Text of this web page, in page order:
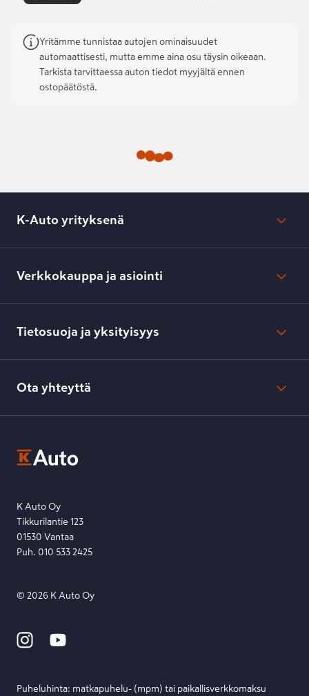
Yritämme tunnistaa autojen ominaisuudet
automaattisesti, mutta emme aina osu täysin oikeaan.
Tarkista tarvittaessa auton tiedot myyjältä ennen
ostopäätöstä.
K-Auto yrityksenä
Lehdistötiedotteet
Toimipisteiden yhteystiedot
Verkkokauppa ja asiointi
Toimitustavat ja -kulut
Verkkokaupan peruuttamisilmoitus
Saavutettavuus
Tietosuoja ja yksityisyys
Kesko-konsernin verkkoselailurekisteri
K-Ryhmän evästekäytännöt
Ota yhteyttä
Etsi toimipiste
K Auto Oy
Tikkurilantie 123
01530 Vantaa
Puh. 010 533 2425
© 2026 K Auto Oy
Puheluhinta: matka­puhelu- (mpm) tai paikallis­verkko­maksu